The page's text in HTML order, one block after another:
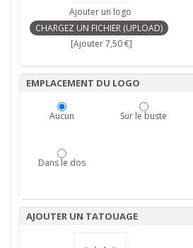
Ajouter un logo
[Ajouter 7,50 €]
EMPLACEMENT DU LOGO
Aucun Sur le buste
Dans le dos
AJOUTER UN TATOUAGE